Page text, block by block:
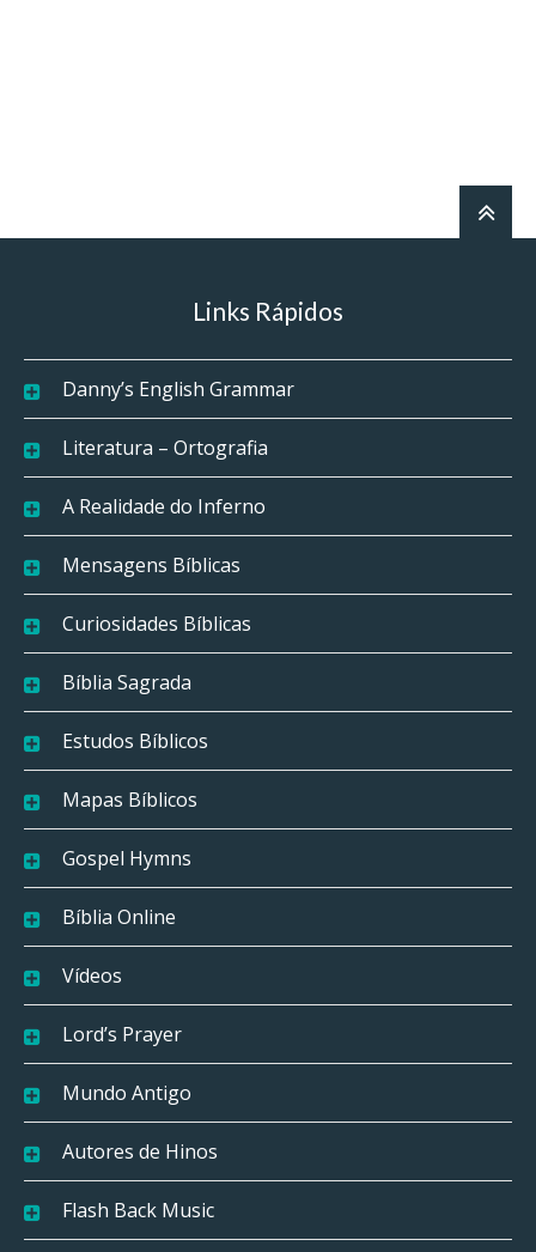
Links Rápidos
Danny’s English Grammar
Literatura – Ortografia
A Realidade do Inferno
Mensagens Bíblicas
Curiosidades Bíblicas
Bíblia Sagrada
Estudos Bíblicos
Mapas Bíblicos
Gospel Hymns
Bíblia Online
Vídeos
Lord’s Prayer
Mundo Antigo
Autores de Hinos
Flash Back Music